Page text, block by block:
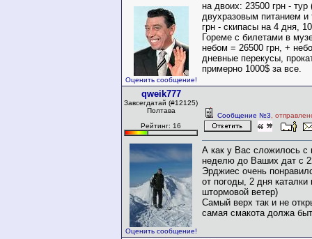
Оценить сообщение!
на двоих: 23500 грн - тур
двухразовым питанием
грн - скипасы на 4 дня,
Гореме с билетами в
небом = 26500 грн, +
дневные перекусы,
примерно 1000$ за все.
qweik777
Завсегдатай (#12125)
Полтава
Рейтинг: 16
Оценить сообщение!
Сообщение №3 ,
А как у Вас сложилось с
неделю до Ваших дат с
Эрджиес очень
от погоды, 2 дня
штормовой ветер)
Самый верх так и не
самая смакота должа